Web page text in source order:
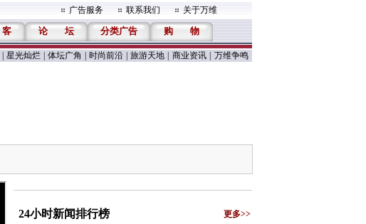
广告服务 联系我们 关于万维
客 论 坛 分类广告 购 物
星光灿烂 体坛广角 时尚前沿 旅游天地 商业资讯 万维争鸣
24小时新闻排行榜 更多>>